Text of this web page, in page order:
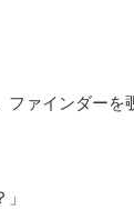
ファインダーを